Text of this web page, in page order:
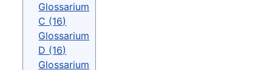
Glossarium
C (16)
Glossarium
D (16)
Glossarium